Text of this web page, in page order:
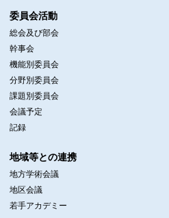
委員会活動
総会及び部会
幹事会
機能別委員会
分野別委員会
課題別委員会
会議予定
記録
地域等との連携
地方学術会議
地区会議
若手アカデミー